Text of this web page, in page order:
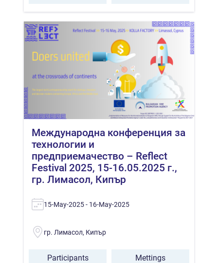
Международна конференция за
технологии и
предприемачество – Reflect
Festival 2025, 15-16.05.2025 г.,
гр. Лимасол, Кипър
15-May-2025 - 16-May-2025
гр. Лимасол, Кипър
Participants Mettings